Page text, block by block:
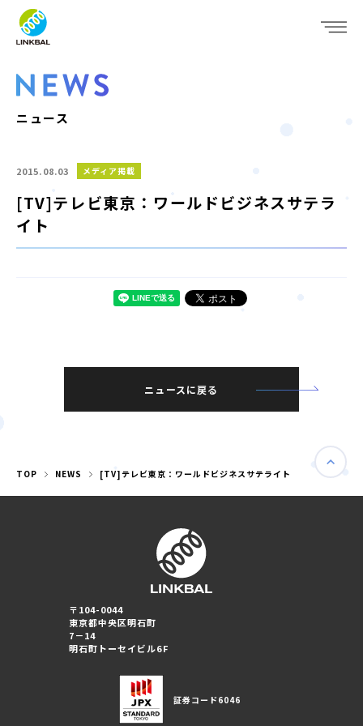
WHO WE ARE
SERVICE
IR
RECRUIT
婚活パーティー（東京）
婚活パーティー（大阪）
PRIVACY POLICY
JP
ニュース
2015.08.03 メディア掲載
[TV]テレビ東京：ワールドビジネスサテラ
イト
ニュースに戻る
TOP NEWS [TV]テレビ東京：ワールドビジネスサテライト
〒104-0044
東京都中央区明石町
7－14
明石町トーセイビル6F
証券コード6046